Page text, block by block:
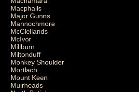
Macphails
Major Gunns
Mannochmore
McClellands
McIvor
Millburn
Miltonduff
Monkey Shoulder
Mortlach
Mount Keen
Muirheads